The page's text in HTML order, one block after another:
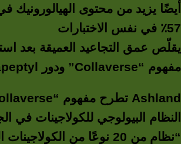
أيضًا يزيد من محتوى الهيالورونيك
57٪ في نفس الاختبارات
يقلّص عمق التجاعيد العميقة بعد
مفهوم “Collaverse” ودور Collapeptyl فيه
النظام البيولوجي للكولاجينات في
“نظام من 20 نوعًا من